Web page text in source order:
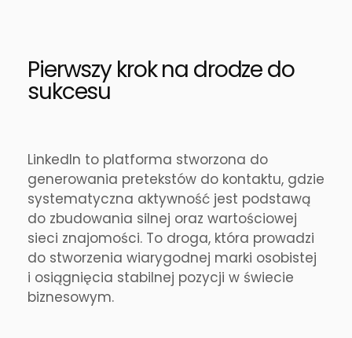
Pierwszy krok na drodze do
sukcesu
LinkedIn to platforma stworzona do
generowania pretekstów do kontaktu, gdzie
systematyczna aktywność jest podstawą
do zbudowania silnej oraz wartościowej
sieci znajomości. To droga, która prowadzi
do stworzenia wiarygodnej marki osobistej
i osiągnięcia stabilnej pozycji w świecie
biznesowym.